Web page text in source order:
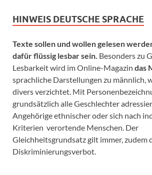
HINWEIS DEUTSCHE SPRACHE
Texte sollen und wollen gelesen
dafür flüssig lesbar sein. Besonders zu
Lesbarkeit wird im Online-Magazin das
sprachliche Darstellungen zu männlich,
divers verzichtet. Mit
grundsätzlich alle Geschlechter
Angehörige ethnischer oder sich nach
Kriterien verortende Menschen. Der
Gleichheitsgrundsatz gilt immer, zudem
Diskriminierungsverbot.